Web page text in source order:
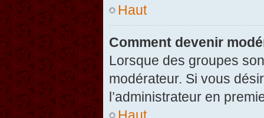
Haut
Comment devenir
Lorsque des groupes
modérateur. Si vous
l’administrateur en
Haut